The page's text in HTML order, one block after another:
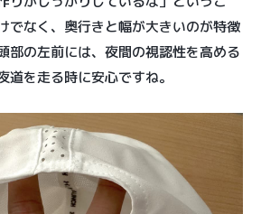
でなく、奥行きと幅が大きいのが特徴
部の左前には、夜間の視認性を高める
道を走る時に安心ですね。